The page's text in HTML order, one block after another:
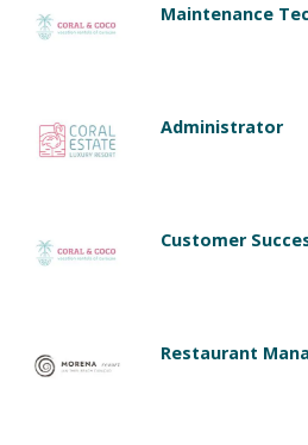
Maintenance
Administrator
Customer
Restaurant